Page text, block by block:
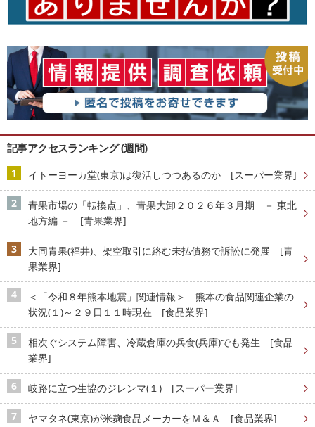
記事アクセスランキング (週間)
イトーヨーカ堂(東京)は復活しつつあるのか [スーパー業界]
青果市場の「転換点」、青果大卸２０２６年３月期 － 東北
地方編 － [青果業界]
大同青果(福井)、架空取引に絡む未払債務で訴訟に発展 [青
果業界]
＜「令和８年熊本地震」関連情報＞ 熊本の食品関連企業の
状況(１)～２９日１１時現在 [食品業界]
相次ぐシステム障害、冷蔵倉庫の兵食(兵庫)でも発生 [食品
業界]
岐路に立つ生協のジレンマ(１) [スーパー業界]
ヤマタネ(東京)が米麹食品メーカーをＭ＆Ａ [食品業界]